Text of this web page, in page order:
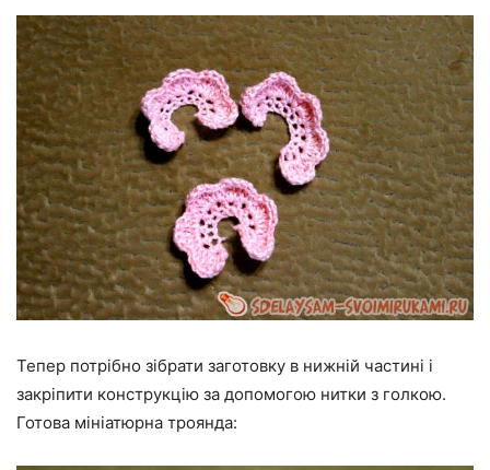
Тепер потрібно зібрати заготовку в нижній частині і
закріпити конструкцію за допомогою нитки з голкою.
Готова мініатюрна троянда: